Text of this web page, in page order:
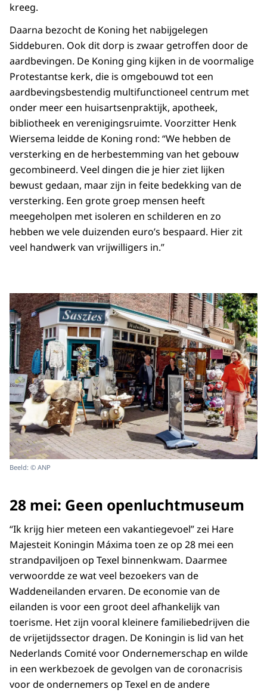
kreeg.
Daarna bezocht de Koning het nabijgelegen
Siddeburen. Ook dit dorp is zwaar getroffen door de
aardbevingen. De Koning ging kijken in de voormalige
Protestantse kerk, die is omgebouwd tot een
aardbevingsbestendig multifunctioneel centrum met
onder meer een huisartsenpraktijk, apotheek,
bibliotheek en verenigingsruimte. Voorzitter Henk
Wiersema leidde de Koning rond: “We hebben de
versterking en de herbestemming van het gebouw
gecombineerd. Veel dingen die je hier ziet lijken
bewust gedaan, maar zijn in feite bedekking van de
versterking. Een grote groep mensen heeft
meegeholpen met isoleren en schilderen en zo
hebben we vele duizenden euro’s bespaard. Hier zit
veel handwerk van vrijwilligers in.”
Beeld: © ANP
28 mei: Geen openluchtmuseum
“Ik krijg hier meteen een vakantiegevoel” zei Hare
Majesteit Koningin Máxima toen ze op 28 mei een
strandpaviljoen op Texel binnenkwam. Daarmee
verwoordde ze wat veel bezoekers van de
Waddeneilanden ervaren. De economie van de
eilanden is voor een groot deel afhankelijk van
toerisme. Het zijn vooral kleinere familiebedrijven die
de vrijetijdssector dragen. De Koningin is lid van het
Nederlands Comité voor Ondernemerschap en wilde
in een werkbezoek de gevolgen van de coronacrisis
voor de ondernemers op Texel en de andere